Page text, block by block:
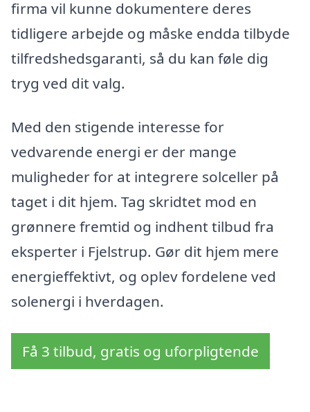
firma vil kunne dokumentere deres
tidligere arbejde og måske endda tilbyde
tilfredshedsgaranti, så du kan føle dig
tryg ved dit valg.
Med den stigende interesse for
vedvarende energi er der mange
muligheder for at integrere solceller på
taget i dit hjem. Tag skridtet mod en
grønnere fremtid og indhent tilbud fra
eksperter i Fjelstrup. Gør dit hjem mere
energieffektivt, og oplev fordelene ved
solenergi i hverdagen.
Få 3 tilbud, gratis og uforpligtende